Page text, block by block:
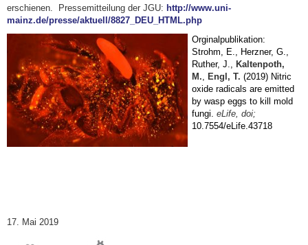
erschienen. Pressemitteilung der JGU: http://www.uni-
mainz.de/presse/aktuell/8827_DEU_HTML.php
Orginalpublikation:
Strohm, E., Herzner, G.,
Ruther, J., Kaltenpoth,
M., Engl, T. (2019) Nitric
oxide radicals are emitted
by wasp eggs to kill mold
fungi.eLife,doi;
10.7554/eLife.43718
17. Mai 2019